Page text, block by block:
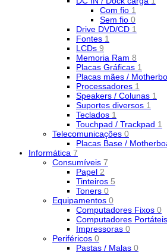
Com fio 1
Sem fio 0
Drive DVD/CD 1
Fontes 1
LCDs 9
Memoria Ram 8
Placas Gráficas 1
Placas mães /
Processadores 1
Speakers / Colunas 1
Suportes diversos 1
Teclados 1
Touchpad / Trackpad 1
Telecomunicações 0
Placas Base /
Informática 7
Consumíveis 7
Papel 2
Tinteiros 5
Toners 0
Equipamentos 0
Computadores Fixos 0
Computadores Portáteis
Impressoras 0
Periféricos 0
Pastas / Malas 0